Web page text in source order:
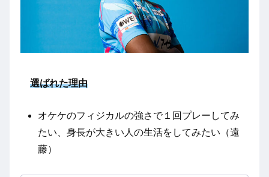
選ばれた理由
オケケのフィジカルの強さで１回プレーしてみ
たい、身長が大きい人の生活をしてみたい（遠
藤）